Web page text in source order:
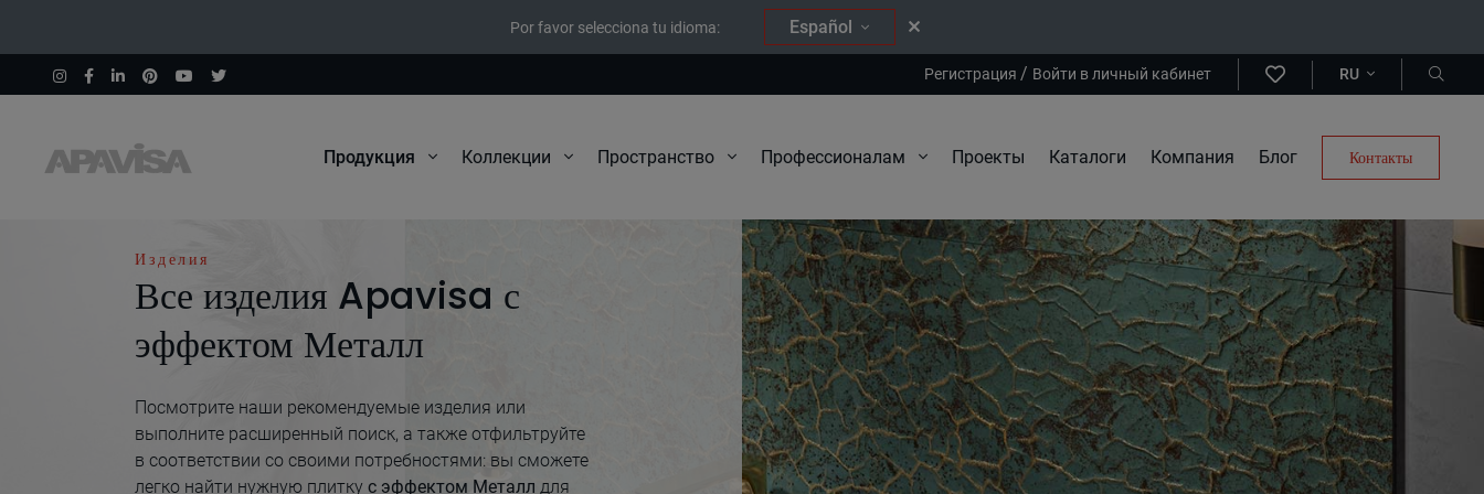
Por favor selecciona tu idioma: Español
Регистрация / Войти в личный кабинет RU
Продукция Коллекции Пространство Профессионалам Проекты Каталоги Компания Блог Контакты
Изделия
Все изделия Apavisa с
эффектом Металл
Посмотрите наши рекомендуемые изделия или
выполните расширенный поиск, а также отфильтруйте
в соответствии со своими потребностями: вы сможете
легко найти нужную плитку с эффектом Металл для